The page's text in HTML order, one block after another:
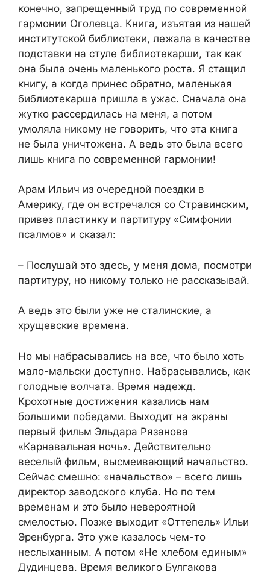
конечно, запрещенный труд по современной
гармонии Оголевца. Книга, изъятая из нашей
институтской библиотеки, лежала в качестве
подставки на стуле библиотекарши, так как
она была очень маленького роста. Я стащил
книгу, а когда принес обратно, маленькая
библиотекарша пришла в ужас. Сначала она
жутко рассердилась на меня, а потом
умоляла никому не говорить, что эта книга
не была уничтожена. А ведь это была всего
лишь книга по современной гармонии!
Арам Ильич из очередной поездки в
Америку, где он встречался со Стравинским,
привез пластинку и партитуру «Симфонии
псалмов» и сказал:
– Послушай это здесь, у меня дома, посмотри
партитуру, но никому только не рассказывай.
А ведь это были уже не сталинские, а
хрущевские времена.
Но мы набрасывались на все, что было хоть
мало-мальски доступно. Набрасывались, как
голодные волчата. Время надежд.
Крохотные достижения казались нам
большими победами. Выходит на экраны
первый фильм Эльдара Рязанова
«Карнавальная ночь». Действительно
веселый фильм, высмеивающий начальство.
Сейчас смешно: «начальство» – всего лишь
директор заводского клуба. Но по тем
временам и это было невероятной
смелостью. Позже выходит «Оттепель» Ильи
Эренбурга. Это уже казалось чем-то
неслыханным. А потом «Не хлебом единым»
Дудинцева. Время великого Булгакова